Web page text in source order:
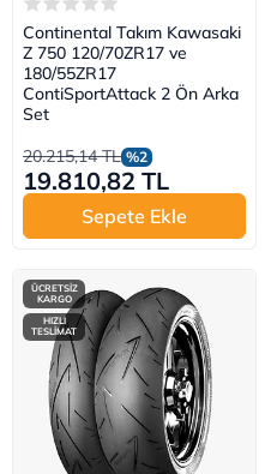
Continental Takım Kawasaki
Z 750 120/70ZR17 ve
180/55ZR17
ContiSportAttack 2 Ön Arka
Set
20.215,14 TL %2
19.810,82 TL
Sepete Ekle
ÜCRETSİZ
KARGO
HIZLI
TESLİMAT